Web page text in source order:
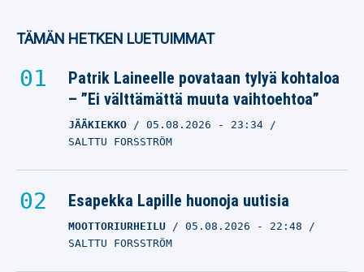
TÄMÄN HETKEN LUETUIMMAT
Patrik Laineelle povataan tylyä kohtaloa
– ”Ei välttämättä muuta vaihtoehtoa”
JÄÄKIEKKO 05.08.2026 - 23:34
SALTTU FORSSTRÖM
Esapekka Lapille huonoja uutisia
MOOTTORIURHEILU 05.08.2026 - 22:48
SALTTU FORSSTRÖM